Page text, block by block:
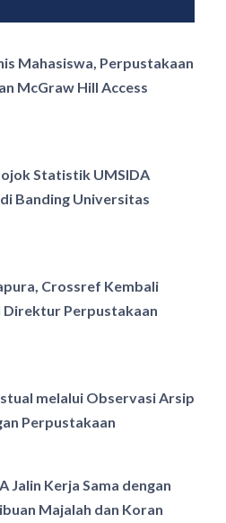
Mahasiswa, Perpustakaan
McGraw Hill Access
Statistik UMSIDA
Banding Universitas
Crossref Kembali
Direktur Perpustakaan
melalui Observasi Arsip
Perpustakaan
Jalin Kerja Sama dengan
Majalah dan Koran